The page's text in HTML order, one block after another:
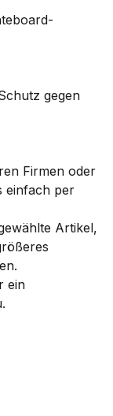
gegen
Firmen oder
einfach per
Artikel,
ein